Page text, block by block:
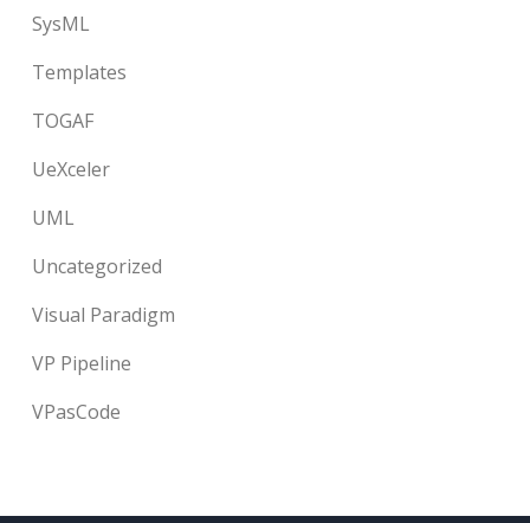
SysML
Templates
TOGAF
UeXceler
UML
Uncategorized
Visual Paradigm
VP Pipeline
VPasCode